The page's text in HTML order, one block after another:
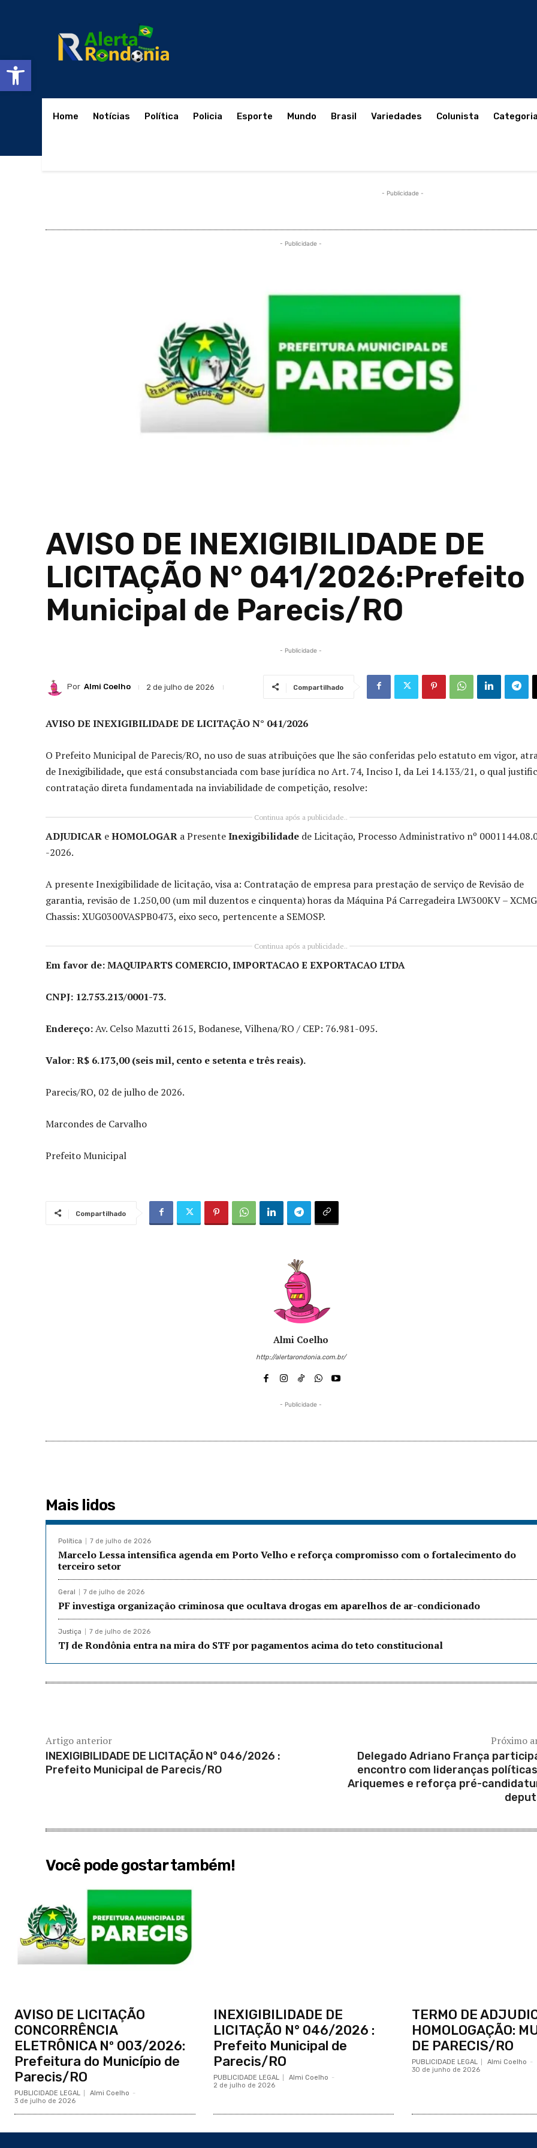
Abrir a barra de ferramentas
Home Notícias Política Policia Esporte Mundo Brasil Variedades Colunista
- Publicidade -
- Publicidade -
AVISO DE INEXIGIBILIDADE DE
LICITAÇÃO N° 041/2026:Prefeito
Municipal de Parecis/RO
- Publicidade -
Por Almi Coelho 2 de julho de 2026 Compartilhado
AVISO DE INEXIGIBILIDADE DE LICITAÇÃO N° 041/2026
O Prefeito Municipal de Parecis/RO, no uso de suas atribuições que lhe são conferidas pelo estatuto em vigor,
deInexigibilidade, que está consubstanciada com base jurídica no Art. 74, Inciso I, da Lei 14.133/21, o qual
contratação direta fundamentada na inviabilidade de competição, resolve:
Continua após a publicidade..
ADJUDICAR eHOMOLOGAR a PresenteInexigibilidade de Licitação, Processo Administrativo nº
-2026.
A presente Inexigibilidade de licitação, visa a: Contratação de empresa para prestação de serviço de Revisão de
garantia, revisão de 1.250,00 (um mil duzentos e cinquenta) horas da Máquina Pá Carregadeira LW300KV – XCMG
Chassis: XUG0300VASPB0473, eixo seco, pertencente a SEMOSP.
Continua após a publicidade..
Em favor de:MAQUIPARTS COMERCIO, IMPORTACAO E EXPORTACAO LTDA
CNPJ: 12.753.213/0001-73.
Endereço:Av. Celso Mazutti 2615, Bodanese, Vilhena/RO / CEP: 76.981-095.
Valor: R$ 6.173,00 (seis mil, cento e setenta e três reais).
Parecis/RO, 02 de julho de 2026.
Marcondes de Carvalho
Prefeito Municipal
Compartilhado
Almi Coelho
http://alertarondonia.com.br/
- Publicidade -
Mais lidos
Política 7 de julho de 2026
Marcelo Lessa intensifica agenda em Porto Velho e reforça compromisso com o fortalecimento do
terceiro setor
Geral 7 de julho de 2026
PF investiga organização criminosa que ocultava drogas em aparelhos de ar-condicionado
Justiça 7 de julho de 2026
TJ de Rondônia entra na mira do STF por pagamentos acima do teto constitucional
Artigo anterior
INEXIGIBILIDADE DE LICITAÇÃO N° 046/2026 :
Prefeito Municipal de Parecis/RO
Próximo
Delegado Adriano França
encontro com lideranças
Ariquemes e reforça pré-
Você pode gostar também!
AVISO DE LICITAÇÃO
CONCORRÊNCIA
ELETRÔNICA Nº 003/2026:
Prefeitura do Município de
Parecis/RO
PUBLICIDADE LEGAL Almi Coelho -
3 de julho de 2026
INEXIGIBILIDADE DE
LICITAÇÃO N° 046/2026 :
Prefeito Municipal de
Parecis/RO
PUBLICIDADE LEGAL Almi Coelho -
2 de julho de 2026
TERMO DE
HOMOLOGAÇÃO:
DE PARECIS/RO
PUBLICIDADE LEGAL Almi Coelho -
30 de junho de 2026